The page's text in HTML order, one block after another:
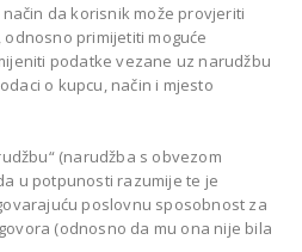
da korisnik može provjeriti
primijetiti moguće
podatke vezane uz narudžbu
o kupcu, način i mjesto
(narudžba s obvezom
u potpunosti razumije te je
poslovnu sposobnost za
(odnosno da mu ona nije bila